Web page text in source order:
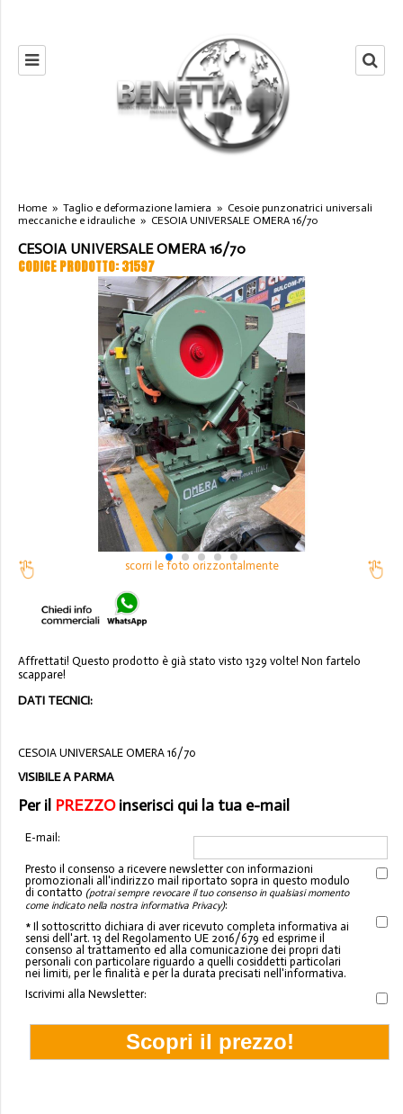
Home » Taglio e deformazione lamiera » Cesoie punzonatrici universali
meccaniche e idrauliche » CESOIA UNIVERSALE OMERA 16/70
CESOIA UNIVERSALE OMERA 16/70
CODICE PRODOTTO: 31597
scorri le foto orizzontalmente
Affrettati! Questo prodotto è già stato visto 1329 volte! Non fartelo
scappare!
DATI TECNICI:
CESOIA UNIVERSALE OMERA 16/70
VISIBILE A PARMA
Per il PREZZOinserisci qui la tua e-mail
E-mail:
Presto il consenso a ricevere newsletter con informazioni
promozionali all'indirizzo mail riportato sopra in questo modulo
di contatto (potrai sempre revocare il tuo consenso in qualsiasi momento
come indicato nella nostra informativa Privacy):
* Il sottoscritto dichiara di aver ricevuto completa informativa ai
sensi dell'art. 13 del Regolamento UE 2016/679 ed esprime il
consenso al trattamento ed alla comunicazione dei propri dati
personali con particolare riguardo a quelli cosiddetti particolari
nei limiti, per le finalità e per la durata precisati nell'informativa.
Iscrivimi alla Newsletter: